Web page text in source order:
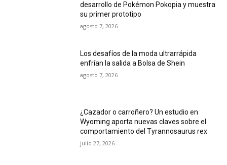
desarrollo de Pokémon Pokopia y muestra
su primer prototipo
agosto 7, 2026
Los desafíos de la moda ultrarrápida
enfrían la salida a Bolsa de Shein
agosto 7, 2026
¿Cazador o carroñero? Un estudio en
Wyoming aporta nuevas claves sobre el
comportamiento del Tyrannosaurus rex
julio 27, 2026